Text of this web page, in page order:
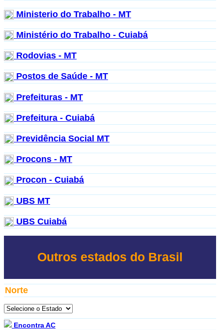
Ministerio do Trabalho - MT
Ministério do Trabalho - Cuiabá
Rodovias - MT
Postos de Saúde - MT
Prefeituras - MT
Prefeitura - Cuiabá
Previdência Social MT
Procons - MT
Procon - Cuiabá
UBS MT
UBS Cuiabá
Outros estados do Brasil
Norte
Encontra AC